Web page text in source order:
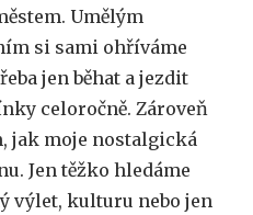
Umělým
si sami ohříváme
jen běhat a jezdit
celoročně. Zároveň
jak moje nostalgická
Jen těžko hledáme
výlet, kulturu nebo jen